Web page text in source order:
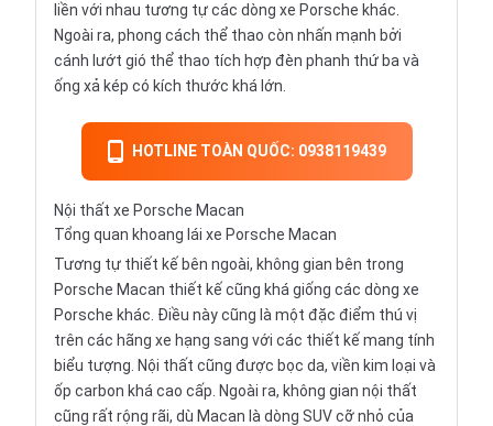
liền với nhau tương tự các dòng xe Porsche khác.
Ngoài ra, phong cách thể thao còn nhấn mạnh bởi
cánh lướt gió thể thao tích hợp đèn phanh thứ ba và
ống xả kép có kích thước khá lớn.
HOTLINE TOÀN QUỐC: 0938119439
Nội thất xe Porsche Macan
Tổng quan khoang lái xe Porsche Macan
Tương tự thiết kế bên ngoài, không gian bên trong
Porsche Macan thiết kế cũng khá giống các dòng xe
Porsche khác. Điều này cũng là một đặc điểm thú vị
trên các hãng xe hạng sang với các thiết kế mang tính
biểu tượng. Nội thất cũng được bọc da, viền kim loại và
ốp carbon khá cao cấp. Ngoài ra, không gian nội thất
cũng rất rộng rãi, dù Macan là dòng SUV cỡ nhỏ của